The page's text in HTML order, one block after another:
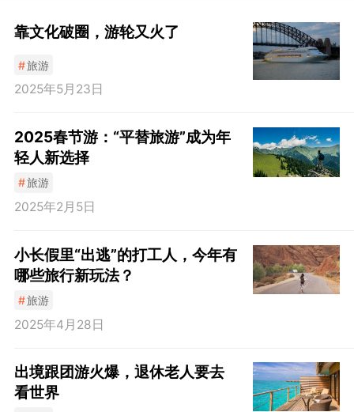
靠文化破圈，游轮又火了
#旅游
2025年5月23日
2025春节游：“平替旅游”成为年
轻人新选择
#旅游
2025年2月5日
小长假里“出逃”的打工人，今年有
哪些旅行新玩法？
#旅游
2025年4月28日
出境跟团游火爆，退休老人要去
看世界